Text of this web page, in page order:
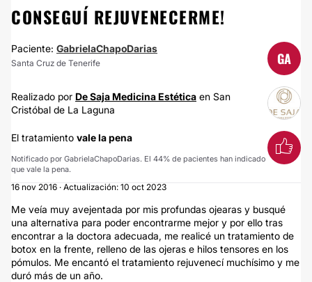
CONSEGUÍ REJUVENECERME!
Paciente: GabrielaChapoDarias
Santa Cruz de Tenerife GA
Realizado por De Saja Medicina Estética en San
Cristóbal de La Laguna
El tratamiento vale la pena
Notificado por GabrielaChapoDarias. El 44% de pacientes han indicado
que vale la pena.
16 nov 2016 · Actualización: 10 oct 2023
Me veía muy avejentada por mis profundas ojearas y busqué
una alternativa para poder encontrarme mejor y por ello tras
encontrar a la doctora adecuada, me realicé un tratamiento de
botox en la frente, relleno de las ojeras e hilos tensores en los
pómulos. Me encantó el tratamiento rejuvenecí muchísimo y me
duró más de un año.